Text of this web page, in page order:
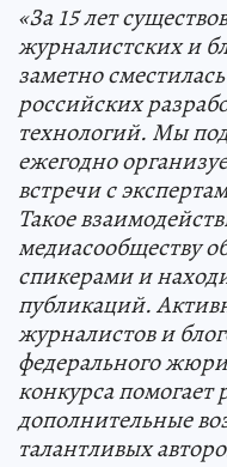
«За 15 лет
журналистских и
заметно
российских
технологий. Мы
ежегодно
встречи с
Такое
медиасообществу
спикерами и
публикаций.
журналистов и
федерального
конкурса помогает
дополнительные
талантливых